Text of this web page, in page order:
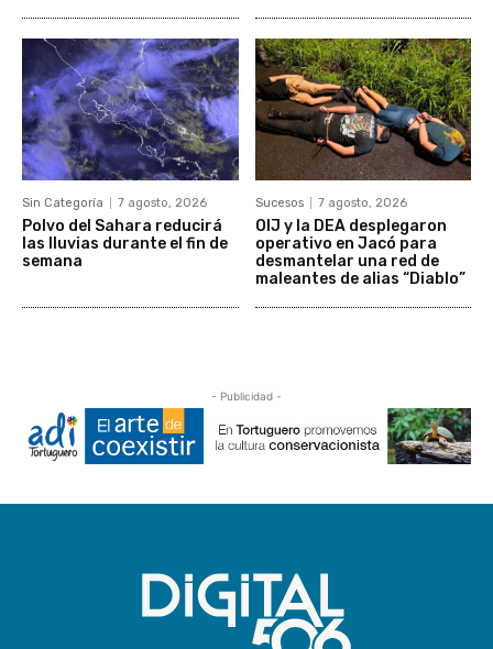
Sin Categoría 7 agosto, 2026
Polvo del Sahara reducirá
las lluvias durante el fin de
semana
Sucesos 7 agosto, 2026
OIJ y la DEA desplegaron
operativo en Jacó para
desmantelar una red de
maleantes de alias “Diablo”
- Publicidad -